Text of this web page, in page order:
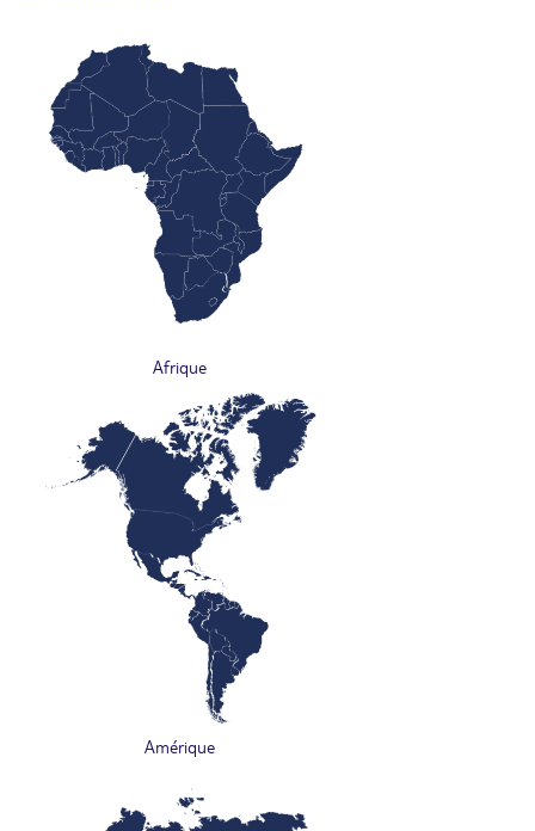
Afrique
Amérique